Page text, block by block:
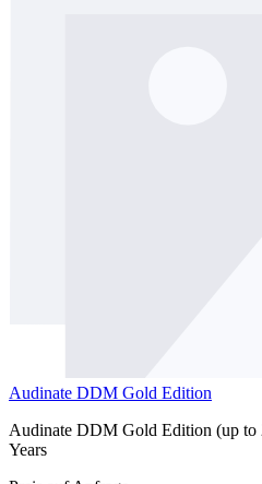
Audinate DDM Gold Edition
Audinate DDM Gold Edition (up to
Years